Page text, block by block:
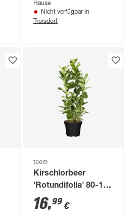
Hause
Nicht verfügbar in
Troisdorf
toom
Kirschlorbeer
'Rotundifolia' 80-100
cm
16,99 €